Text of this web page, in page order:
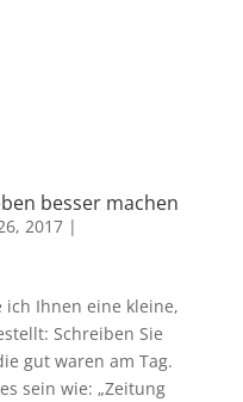
besser machen
2017|
ich Ihnen eine kleine,
Schreiben Sie
gut waren am Tag.
sein wie: „Zeitung